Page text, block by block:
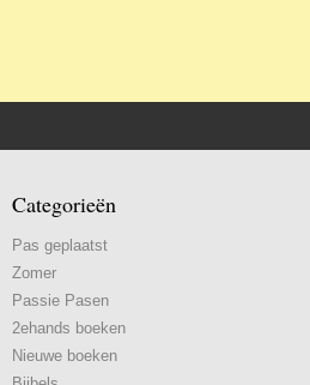
Categorieën
Pas geplaatst
Zomer
Passie Pasen
2ehands boeken
Nieuwe boeken